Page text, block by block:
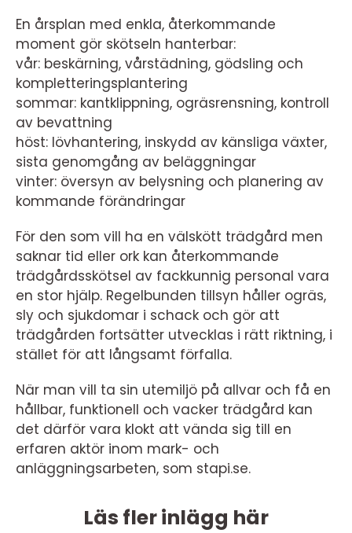
En årsplan med enkla, återkommande
moment gör skötseln hanterbar:
vår: beskärning, vårstädning, gödsling och
kompletteringsplantering
sommar: kantklippning, ogräsrensning, kontroll
av bevattning
höst: lövhantering, inskydd av känsliga växter,
sista genomgång av beläggningar
vinter: översyn av belysning och planering av
kommande förändringar
För den som vill ha en välskött trädgård men
saknar tid eller ork kan återkommande
trädgårdsskötsel av fackkunnig personal vara
en stor hjälp. Regelbunden tillsyn håller ogräs,
sly och sjukdomar i schack och gör att
trädgården fortsätter utvecklas i rätt riktning, i
stället för att långsamt förfalla.
När man vill ta sin utemiljö på allvar och få en
hållbar, funktionell och vacker trädgård kan
det därför vara klokt att vända sig till en
erfaren aktör inom mark- och
anläggningsarbeten, som stapi.se.
Läs fler inlägg här